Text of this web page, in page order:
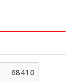
68410